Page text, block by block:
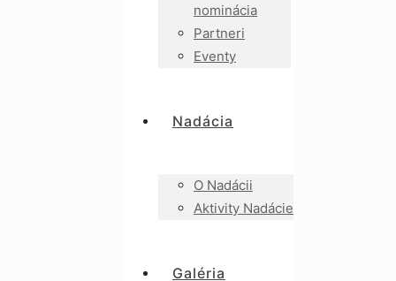
nominácia
Partneri
Eventy
Nadácia
O Nadácii
Aktivity Nadácie
Galéria